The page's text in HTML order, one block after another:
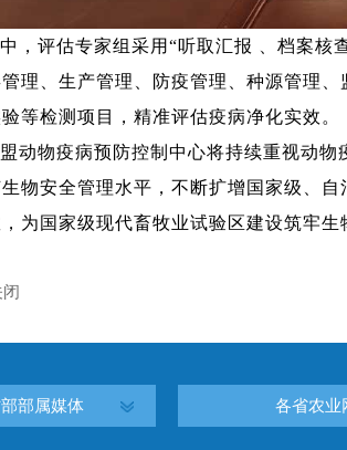
，评估专家组采用 “听取汇报 、档案核
理、生产管理、防疫管理、种源管理
等检测项目，精准评估疫病净化实效。
动物疫病预防控制中心将持续重视动
物安全管理水平，不断扩增国家级、
为国家级现代畜牧业试验区建设筑牢生
部属媒体 各省农业